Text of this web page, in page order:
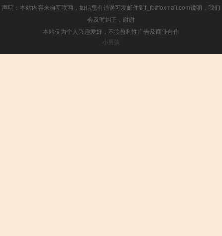
声明：本站内容来自互联网，如信息有错误可发邮件到f_fb#foxmail.com说明，我们
会及时纠正，谢谢
本站仅为个人兴趣爱好，不接盈利性广告及商业合作
小男孩